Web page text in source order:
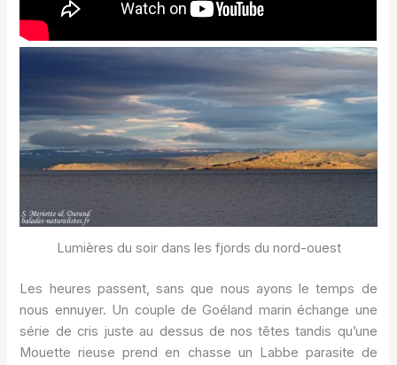
Lumières du soir dans les fjords du nord-ouest
Les heures passent, sans que nous ayons le temps de
nous ennuyer. Un couple de Goéland marin échange une
série de cris juste au dessus de nos têtes tandis qu’une
Mouette rieuse prend en chasse un Labbe parasite de